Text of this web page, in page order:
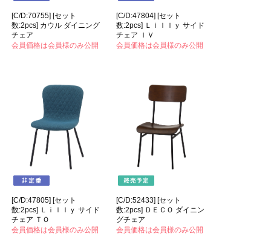
[C/D:70755] [セット
数:2pcs] カウル ダイニング
チェア
会員価格は会員様のみ公開
[C/D:47804] [セット
数:2pcs] Ｌｉｌｌｙ サイド
チェア ＩＶ
会員価格は会員様のみ公開
[C/D:47805] [セット
数:2pcs] Ｌｉｌｌｙ サイド
チェア ＴＯ
会員価格は会員様のみ公開
[C/D:52433] [セット
数:2pcs] ＤＥＣＯ ダイニン
グチェア
会員価格は会員様のみ公開